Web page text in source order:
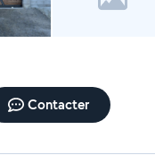
Contacter